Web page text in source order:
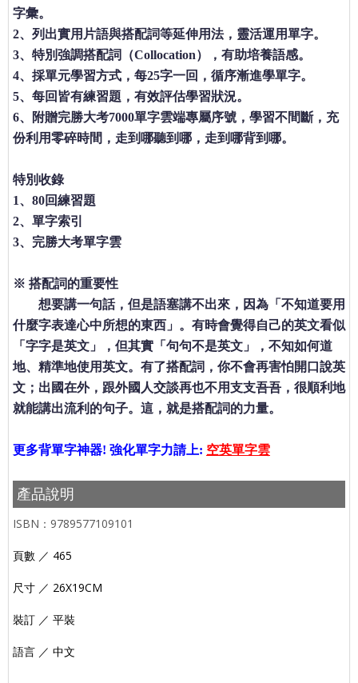
字彙。
2、列出實用片語與搭配詞等延伸用法，靈活運用單字。
3、特別強調搭配詞（Collocation），有助培養語感。
4、採單元學習方式，每25字一回，循序漸進學單字。
5、每回皆有練習題，有效評估學習狀況。
6、附贈完勝大考7000單字雲端專屬序號，學習不間斷，充
份利用零碎時間，走到哪聽到哪，走到哪背到哪。
特別收錄
1、80回練習題
2、單字索引
3、完勝大考單字雲
※ 搭配詞的重要性
想要講一句話，但是語塞講不出來，因為「不知道要用
什麼字表達心中所想的東西」。有時會覺得自己的英文看似
「字字是英文」，但其實「句句不是英文」，不知如何道
地、精準地使用英文。有了搭配詞，你不會再害怕開口說英
文；出國在外，跟外國人交談再也不用支支吾吾，很順利地
就能講出流利的句子。這，就是搭配詞的力量。
更多背單字神器! 強化單字力請上: 空英單字雲
產品說明
ISBN：9789577109101
頁數 ／ 465
尺寸 ／ 26X19CM
裝訂 ／ 平裝
語言 ／ 中文